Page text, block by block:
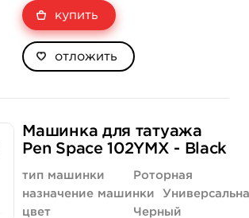
купить
отложить
Машинка для татуажа
Pen Space 102YMX - Black
тип машинки
Роторная
назначение машинки
цвет
Черный